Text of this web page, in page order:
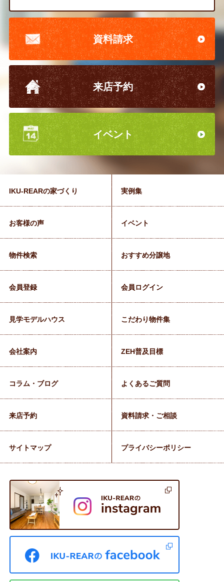
資料請求
来店予約
イベント
IKU-REARの家づくり 実例集
お客様の声 イベント
物件検索 おすすめ分譲地
会員登録 会員ログイン
見学モデルハウス こだわり物件集
会社案内 ZEH普及目標
コラム・ブログ よくあるご質問
来店予約 資料請求・ご相談
サイトマップ プライバシーポリシー